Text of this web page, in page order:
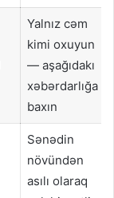
Yalnız cəm
kimi oxuyun
— aşağıdakı
xəbərdarlığa
baxın
Sənədin
növündən
asılı olaraq